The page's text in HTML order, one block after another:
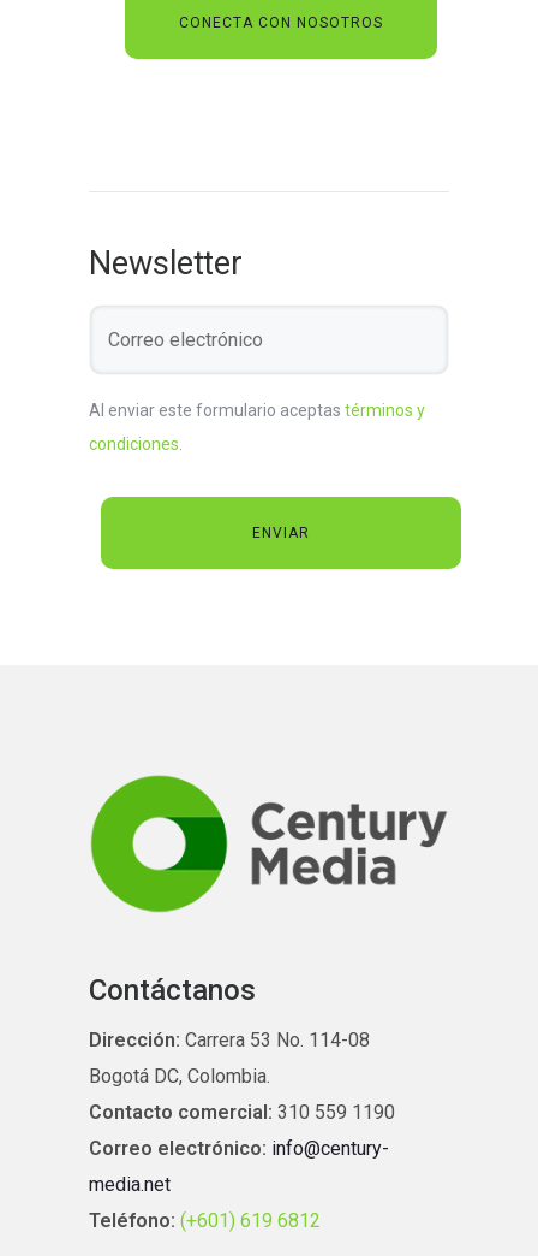
Newsletter
Al enviar este formulario aceptas términos y
condiciones
Contáctanos
Dirección: Carrera 53 No. 114-08
Bogotá DC, Colombia.
Contacto comercial: 310 559 1190
Correo electrónico: info@century-
media.net
Teléfono: (+601) 619 6812